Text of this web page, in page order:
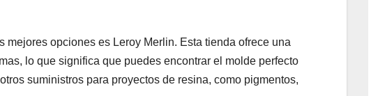
opciones es Leroy Merlin. Esta tienda ofrece una
lo que significa que puedes encontrar el molde perfecto
suministros para proyectos de resina, como pigmentos,